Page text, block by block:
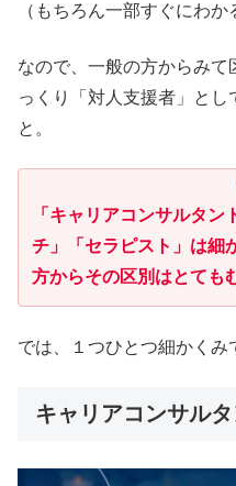
（もちろん一部すぐにわか
なので、一般の方からみ
っくり「対人支援者」と
と。
「キャリアコンサルタ
チ」「セラピスト」は細
方からその区別はとても
では、１つひとつ細かくみ
キャリアコンサル